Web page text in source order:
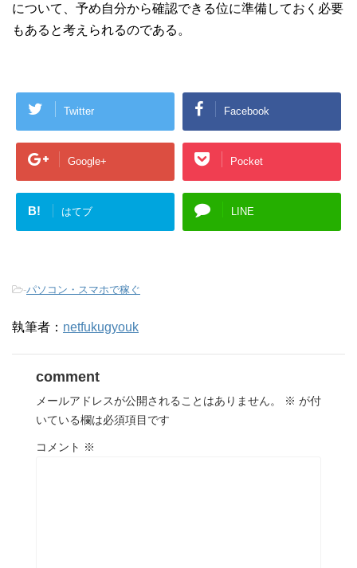
について、予め自分から確認できる位に準備しておく必要
もあると考えられるのである。
Twitter Facebook
Google+ Pocket
B! はてブ LINE
-パソコン・スマホで稼ぐ
執筆者： netfukugyouk
comment
メールアドレスが公開されることはありません。 ※ が付
いている欄は必須項目です
コメント ※